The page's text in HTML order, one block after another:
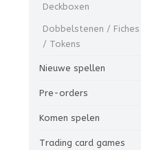
Deckboxen
Dobbelstenen / Fiches
/ Tokens
Nieuwe spellen
Pre-orders
Komen spelen
Trading card games